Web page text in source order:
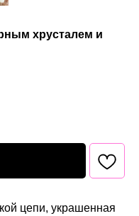
хрусталем и
цепи, украшенная